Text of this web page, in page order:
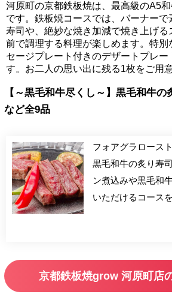
河原町の京都鉄板焼は、最高級のA5
です。鉄板焼コースでは、バーナーで
寿司や、絶妙な焼き加減で焼き上げる
前で調理する料理が楽しめます。特別
セージプレート付きのデザートプレー
す。お二人の思い出に残る1枚をご用
【～黒毛和牛尽くし～】黒毛和牛
など全9品
フォアグラロース
黒毛和牛の炙り寿
ン煮込みや黒毛和
いただけるコース
える空間、ゆっく
京都鉄板焼grow 河原町店